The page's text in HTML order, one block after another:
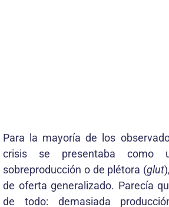
Para la mayoría de los
crisis se presentaba como
sobreproducción o de plétora (glut
de oferta generalizado. Parecía
de todo: demasiada